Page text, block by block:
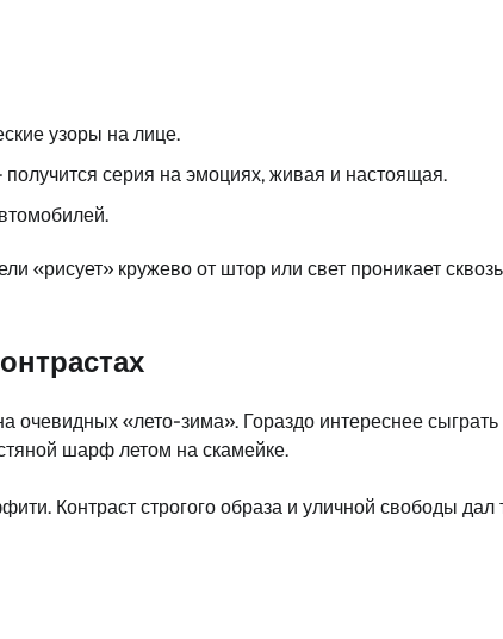
узоры на лице.
получится серия на эмоциях, живая и настоящая.
«рисует» кружево от штор или свет проникает
очевидных «лето-зима». Гораздо интереснее
шарф летом на скамейке.
Контраст строгого образа и уличной свободы